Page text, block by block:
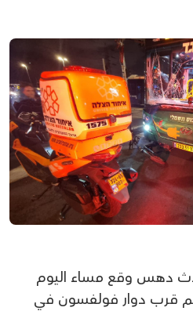
يافا 48 ان حادث دهس وقع مساء اليوم
قرب دوار فولفسون في